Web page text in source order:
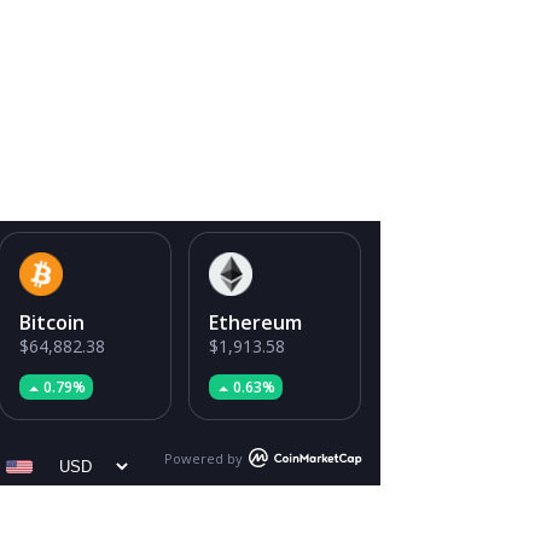
Bitcoin
$64,882.38
0.79%
Ethereum
$1,913.58
0.63%
Powered by